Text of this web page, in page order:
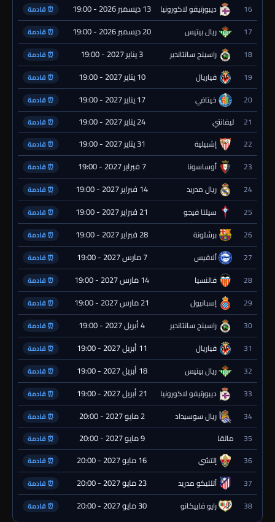
16 ديبورتيفو لاكورونيا 13 ديسمبر 2026 - 19:00 ⏰ قادمة
17 ريال بيتيس 20 ديسمبر 2026 - 19:00 ⏰ قادمة
18 راسينج سانتاندير 3 يناير 2027 - 19:00 ⏰ قادمة
19 فياريال 10 يناير 2027 - 19:00 ⏰ قادمة
20 خيتافي 17 يناير 2027 - 19:00 ⏰ قادمة
21 ليفانتي 24 يناير 2027 - 19:00 ⏰ قادمة
22 إشبيلية 31 يناير 2027 - 19:00 ⏰ قادمة
23 أوساسونا 7 فبراير 2027 - 19:00 ⏰ قادمة
24 ريال مدريد 14 فبراير 2027 - 19:00 ⏰ قادمة
25 سيلتا فيجو 21 فبراير 2027 - 19:00 ⏰ قادمة
26 برشلونة 28 فبراير 2027 - 19:00 ⏰ قادمة
27 ألافيس 7 مارس 2027 - 19:00 ⏰ قادمة
28 فالنسيا 14 مارس 2027 - 19:00 ⏰ قادمة
29 إسبانيول 21 مارس 2027 - 19:00 ⏰ قادمة
30 راسينج سانتاندير 4 أبريل 2027 - 19:00 ⏰ قادمة
31 فياريال 11 أبريل 2027 - 19:00 ⏰ قادمة
32 ريال بيتيس 18 أبريل 2027 - 19:00 ⏰ قادمة
33 ديبورتيفو لاكورونيا 21 أبريل 2027 - 19:00 ⏰ قادمة
34 ريال سوسيداد 2 مايو 2027 - 20:00 ⏰ قادمة
35 مالقا 9 مايو 2027 - 20:00 ⏰ قادمة
36 إلتشي 16 مايو 2027 - 20:00 ⏰ قادمة
37 أتلتيكو مدريد 23 مايو 2027 - 20:00 ⏰ قادمة
38 رايو فاييكانو 30 مايو 2027 - 20:00 ⏰ قادمة